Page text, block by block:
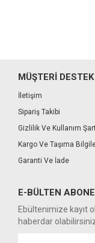
MÜŞTERİ DESTEK
İletişim
Sipariş Takibi
Gizlilik Ve Kullanım
Kargo Ve Taşıma
Garanti Ve İade
E-BÜLTEN
Ebültenimize kayıt
haberdar